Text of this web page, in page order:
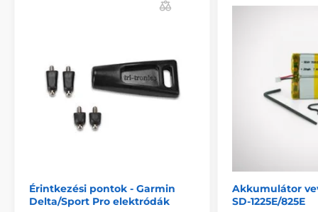
Érintkezési pontok - Garmin
Delta/Sport Pro elektródák
Akkumulátor
SD-1225E/825E